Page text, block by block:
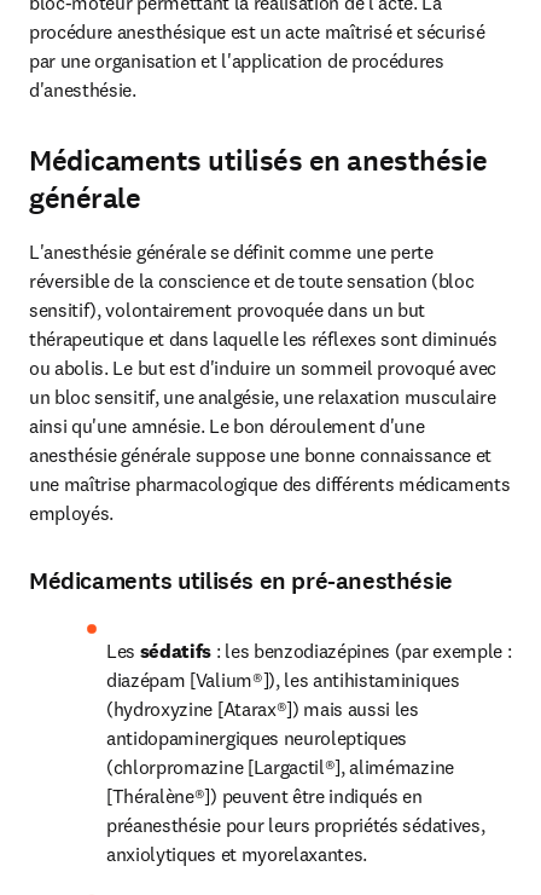
procédure anesthésique est un acte maîtrisé et sécurisé
par une organisation et l'application de procédures
d'anesthésie.
Médicaments utilisés en anesthésie
générale
L'anesthésie générale se définit comme une perte
réversible de la conscience et de toute sensation (bloc
sensitif), volontairement provoquée dans un but
thérapeutique et dans laquelle les réflexes sont diminués
ou abolis. Le but est d'induire un sommeil provoqué avec
un bloc sensitif, une analgésie, une relaxation musculaire
ainsi qu'une amnésie. Le bon déroulement d'une
anesthésie générale suppose une bonne connaissance et
une maîtrise pharmacologique des différents médicaments
employés.
Médicaments utilisés en pré-anesthésie
Les sédatifs : les benzodiazépines (par exemple :
diazépam [Valium®]), les antihistaminiques
(hydroxyzine [Atarax®]) mais aussi les
antidopaminergiques neuroleptiques
(chlorpromazine [Largactil®], alimémazine
[Théralène®]) peuvent être indiqués en
préanesthésie pour leurs propriétés sédatives,
anxiolytiques et myorelaxantes.